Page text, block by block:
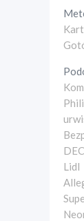
Lidl